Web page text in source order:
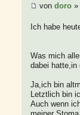
von doro »
Ich habe
Was mich
dabei hatte,in
Ja,ich bin
Letztlich bin
Auch wenn